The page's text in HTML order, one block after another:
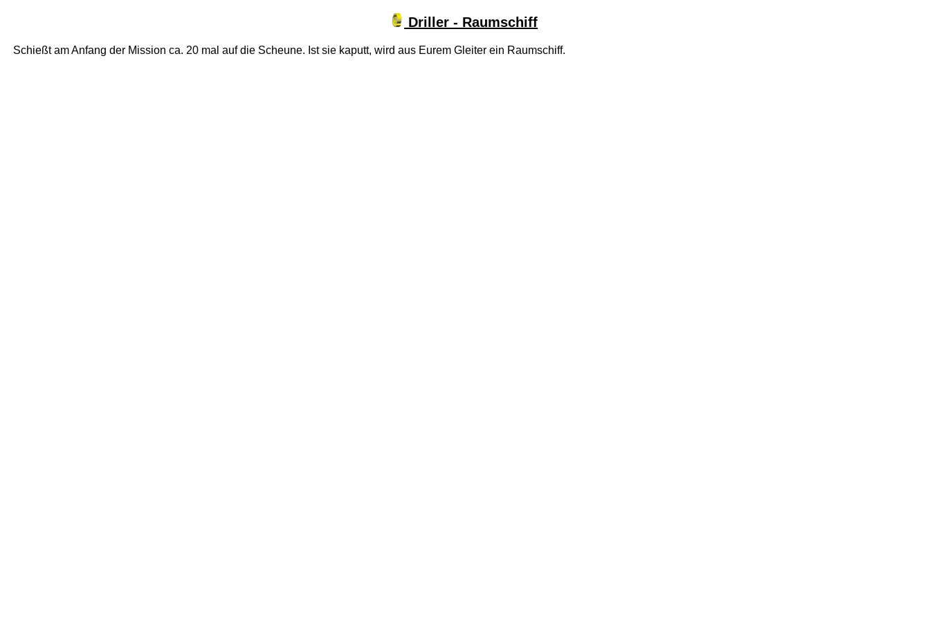
Driller - Raumschiff
Schießt am Anfang der Mission ca. 20 mal auf die Scheune. Ist sie kaputt, wird aus Eurem Gleiter ein Raumschiff.